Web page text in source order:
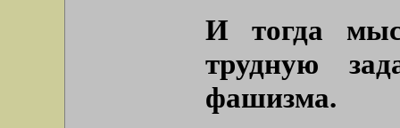
И тогда
трудную
фашизма.